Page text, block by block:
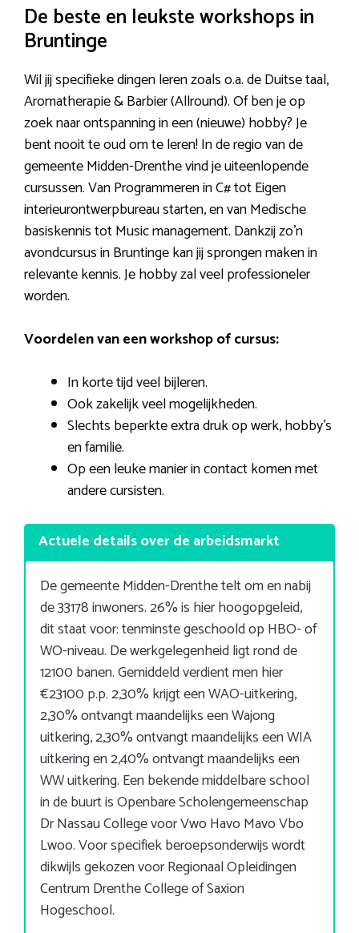
De beste en leukste workshops in
Bruntinge
Wil jij specifieke dingen leren zoals o.a. de Duitse taal,
Aromatherapie & Barbier (Allround). Of ben je op
zoek naar ontspanning in een (nieuwe) hobby? Je
bent nooit te oud om te leren! In de regio van de
gemeente Midden-Drenthe vind je uiteenlopende
cursussen. Van Programmeren in C# tot Eigen
interieurontwerpbureau starten, en van Medische
basiskennis tot Music management. Dankzij zo’n
avondcursus in Bruntinge kan jij sprongen maken in
relevante kennis. Je hobby zal veel professioneler
worden.
Voordelen van een workshop of cursus:
In korte tijd veel bijleren.
Ook zakelijk veel mogelijkheden.
Slechts beperkte extra druk op werk, hobby’s
en familie.
Op een leuke manier in contact komen met
andere cursisten.
Actuele details over de arbeidsmarkt
De gemeente Midden-Drenthe telt om en nabij
de 33178 inwoners. 26% is hier hoogopgeleid,
dit staat voor: tenminste geschoold op HBO- of
WO-niveau. De werkgelegenheid ligt rond de
12100 banen. Gemiddeld verdient men hier
€23100 p.p. 2,30% krijgt een WAO-uitkering,
2,30% ontvangt maandelijks een Wajong
uitkering, 2,30% ontvangt maandelijks een WIA
uitkering en 2,40% ontvangt maandelijks een
WW uitkering. Een bekende middelbare school
in de buurt is Openbare Scholengemeenschap
Dr Nassau College voor Vwo Havo Mavo Vbo
Lwoo. Voor specifiek beroepsonderwijs wordt
dikwijls gekozen voor Regionaal Opleidingen
Centrum Drenthe College of Saxion
Hogeschool.